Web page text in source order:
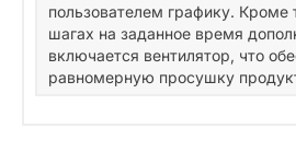
пользователем графику. Кроме
шагах на заданное время
включается вентилятор, что
равномерную просушку